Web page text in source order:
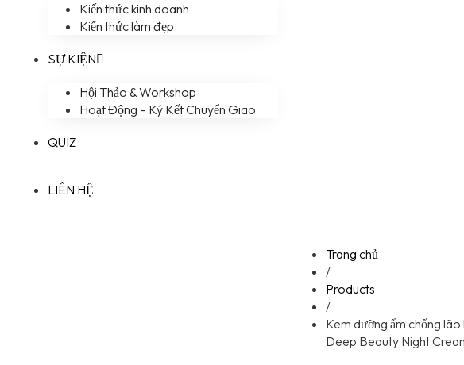
Kiến thức kinh doanh
Kiến thức làm đẹp
SỰ KIỆN
Hội Thảo & Workshop
Hoạt Động – Ký Kết Chuyển Giao
QUIZ
LIÊN HỆ
Trang chủ
/
Products
/
Kem dưỡng ẩm chống
Deep Beauty Night